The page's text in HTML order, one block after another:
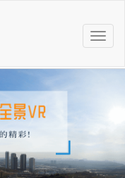
菜
单